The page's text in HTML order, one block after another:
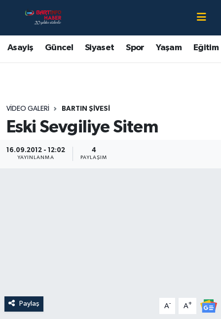
Asayiş Güncel Siyaset Spor Yaşam Eğitim
VIDEO GALERI BARTIN ŞIVESI
Eski Sevgiliye Sitem
16.09.2012 - 12:02
YAYINLANMA
4
PAYLAŞIM
Paylaş A- A+
Asayiş
Bartın Hakkında
Eğitim
Sivil Toplum
Bartın Nöbetçi Eczaneler
Bartın Hava Durumu
Bartın Trafik Yoğunluk Haritası
Süper Lig Puan Durumu ve Fikstür
Tüm Manşetler